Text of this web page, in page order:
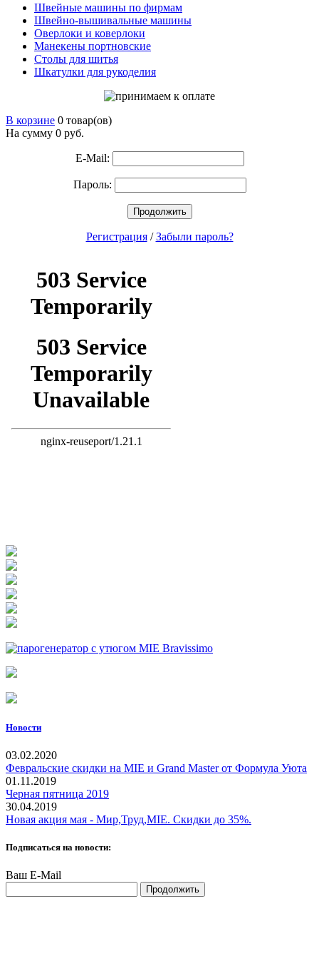
Швейные машины по фирмам
Швейно-вышивальные машины
Оверлоки и коверлоки
Манекены портновские
Столы для шитья
Шкатулки для рукоделия
В корзине 0 товар(ов)
На сумму 0 руб.
E-Mail:
Пароль:
Продолжить
Регистрация/Забыли пароль?
Новости
03.02.2020
Февральские скидки на MIE и Grand Master от Формула Уюта
01.11.2019
Черная пятница 2019
30.04.2019
Новая акция мая - Мир,Труд,MIE. Скидки до 35%.
Подписаться на новости:
Ваш E-Mail
Продолжить